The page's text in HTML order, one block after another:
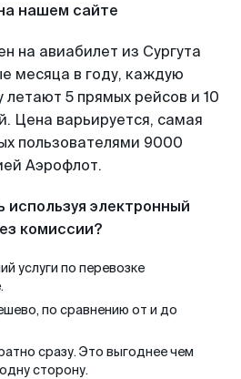
нашем сайте
на авиабилет из Сургута
месяца в году, каждую
5 прямых рейсов и 10
Цена варьируется, самая
пользователями 9000
Аэрофлот.
электронный
комиссии?
услуги по перевозке
по сравнению от и до
сразу. Это выгоднее чем
сторону.